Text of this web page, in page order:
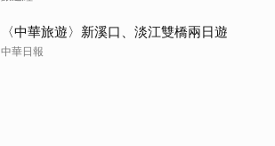
〈中華旅遊〉新溪口、淡江雙橋兩日遊
中華日報